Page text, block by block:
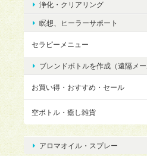
浄化・クリアリング
瞑想、ヒーラーサポート
セラピーメニュー
ブレンドボトルを作成（遠隔メー
お買い得・おすすめ・セール
空ボトル・癒し雑貨
アロマオイル・スプレー